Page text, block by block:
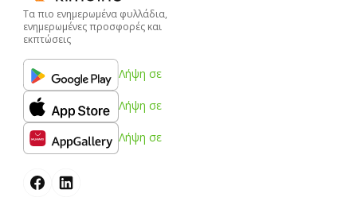
Τα πιο ενημερωμένα φυλλάδια,
ενημερωμένες προσφορές και
εκπτώσεις
Λήψη σε
Λήψη σε
Λήψη σε